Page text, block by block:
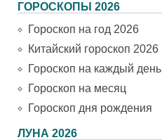
ГОРОСКОПЫ 2026
Гороскоп на год 2026
Китайский гороскоп 2026
Гороскоп на каждый день
Гороскоп на месяц
Гороскоп дня рождения
ЛУНА 2026